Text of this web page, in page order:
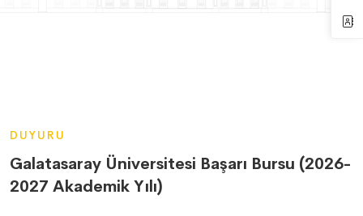
DUYURU
Galatasaray Üniversitesi Başarı Bursu (2026-
2027 Akademik Yılı)